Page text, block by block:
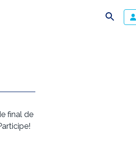
busca
final de